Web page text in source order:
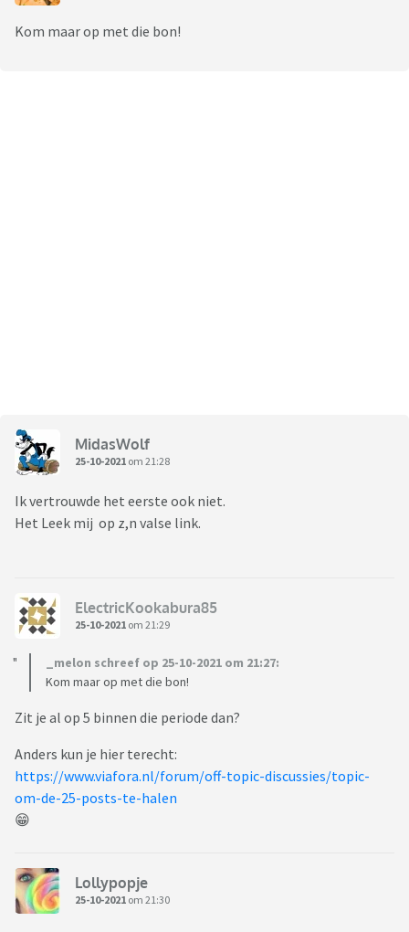
Kom maar op met die bon!
MidasWolf
25-10-2021 om 21:28
Ik vertrouwde het eerste ook niet.
Het Leek mij op z,n valse link.
ElectricKookabura85
25-10-2021 om 21:29
_melon schreef op 25-10-2021 om 21:27:
Kom maar op met die bon!
Zit je al op 5 binnen die periode dan?
Anders kun je hier terecht:
https://www.viafora.nl/forum/off-topic-discussies/topic-
om-de-25-posts-te-halen
😁
Lollypopje
25-10-2021 om 21:30